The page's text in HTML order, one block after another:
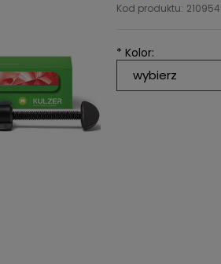
Kod produktu:
* Kolor:
wybierz